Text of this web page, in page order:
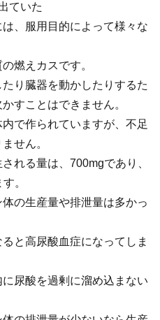
ていた
、服用目的によって様々な
燃えカスです。
り臓器を動かしたりするた
すことはできません。
で作られていますが、不足
せん。
れる量は、700mgであり、
。
の生産量や排泄量は多かっ
と高尿酸血症になってしま
尿酸を過剰に溜め込まない